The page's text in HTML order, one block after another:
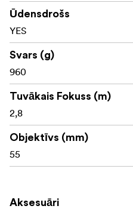
Tālskata tālskatis ir pieejams
(leņķveida) un TSN-55S
Ūdensdrošs
YES
Svars (g)
960
Tuvākais Fokuss (m)
2,8
Objektīvs (mm)
55
Aksesuāri